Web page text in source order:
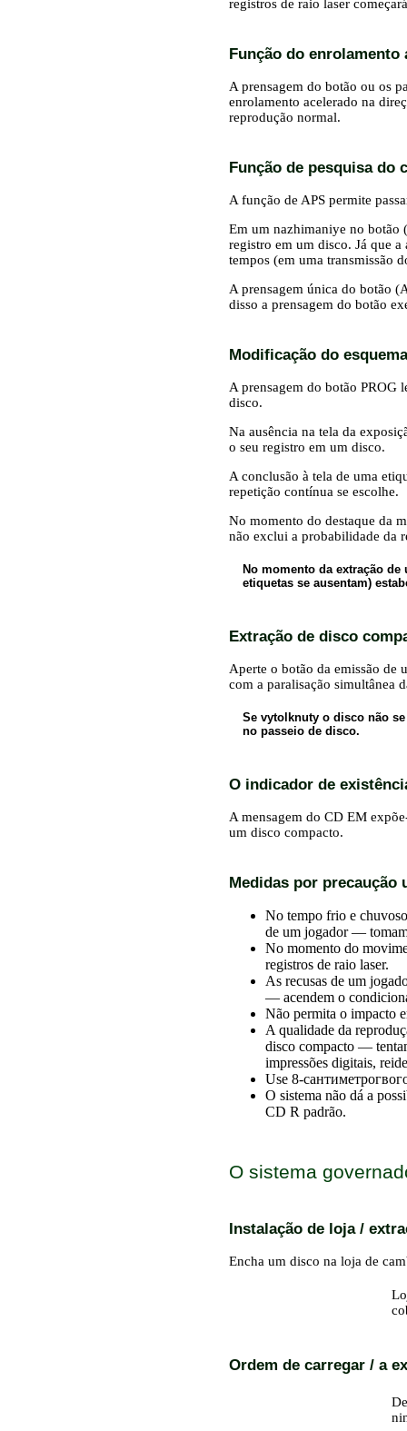
registros de raio laser
Função do enrolamento
A prensagem do botão ou os
enrolamento acelerado na
reprodução normal.
Função de pesquisa do
A função de APS permite
Em um nazhimaniye no botão
registro em um disco. Já que
tempos (em uma transmissão
A prensagem única do botão
disso a prensagem do botão
Modificação do
A prensagem do botão PROG
disco.
Na ausência na tela da
o seu registro em um disco.
A conclusão à tela de uma
repetição contínua se escolhe.
No momento do destaque da
não exclui a probabilidade da
No momento da extração
etiquetas se ausentam)
Extração de disco
Aperte o botão da emissão de
com a paralisação simultânea
Se vytolknuty o disco não
no passeio de disco.
O indicador de
A mensagem do CD EM
um disco compacto.
Medidas por precaução
No tempo frio e
de um jogador —
No momento do
registros de raio laser.
As recusas de um
— acendem o
Não permita o impacto
A qualidade da
disco compacto —
impressões digitais,
Use 8-
O sistema não dá a
CD R padrão.
O sistema
Instalação de loja /
Encha um disco na loja de
Ordem de carregar / a